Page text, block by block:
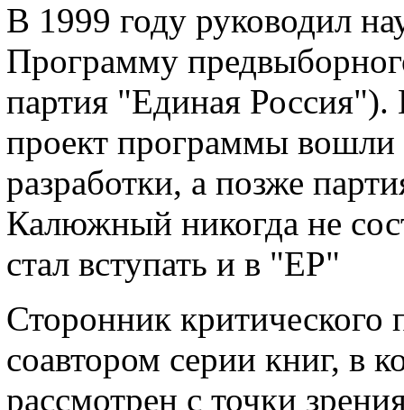
В 1999 году руководил
Программу
партия "Единая
проект программы
разработки, а позже
Калюжный никогда не
стал вступать и в "ЕР"
Сторонник
соавтором серии книг, в
рассмотрен с точки